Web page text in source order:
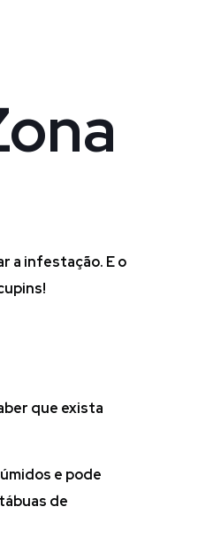
a infestação. E o
que exista
e pode
de